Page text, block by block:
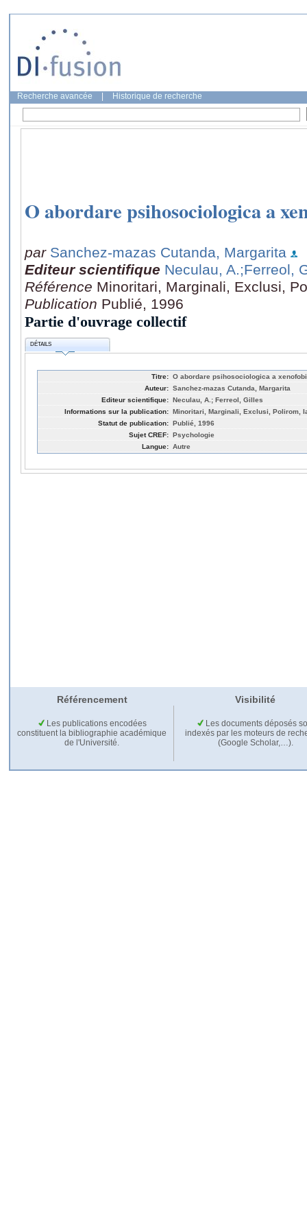
Recherche avancée Historique de recherche
O abordare psihosociologica a
par Sanchez-mazas Cutanda, Margarita
Editeur scientifique Neculau, A.;Ferreol,
Référence Minoritari, Marginali, Exclusi,
Publication Publié, 1996
Partie d'ouvrage collectif
DÉTAILS
Titre: O abordare psihosociologica a
Auteur: Sanchez-mazas Cutanda, Margarita
Editeur scientifique: Neculau, A.; Ferreol, Gilles
Informations sur la publication: Minoritari, Marginali, Exclusi, Polirom,
Statut de publication: Publié, 1996
Sujet CREF: Psychologie
Langue: Autre
Référencement Visibilité
Les publications encodées
constituent la bibliographie académique
de l'Université.
Les documents déposés
indexés par les moteurs de
(Google Scholar,…).